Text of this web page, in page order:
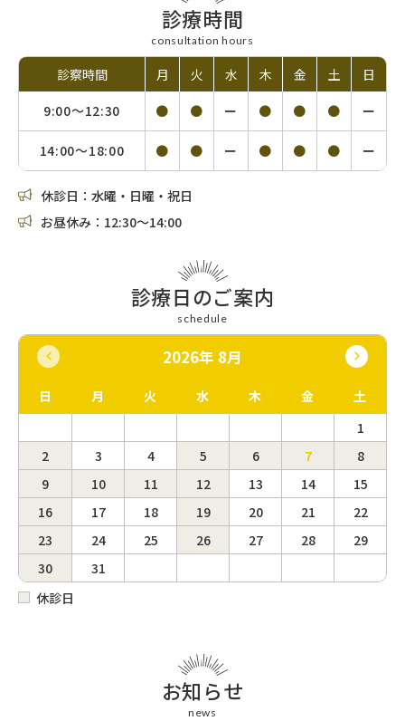
診療時間
consultation hours
診察時間 月 火 水 木 金 土
日
9:00〜12:30 ● ● ー ● ● ● ー
14:00〜18:00 ● ● ー ● ● ● ー
休診日：水曜・日曜・祝日
お昼休み：12:30〜14:00
診療日のご案内
schedule
2026年 8月
日 月 火 水 木 金
土
1
2
3 4 5 6 7
8
9
10 11 12 13 14
15
16
17 18 19 20 21
22
23
24 25 26 27 28
29
30
31
休診日
お知らせ
news